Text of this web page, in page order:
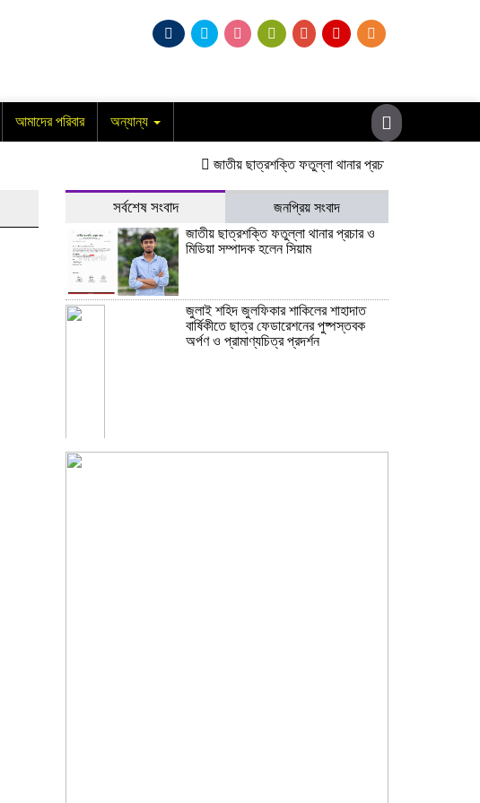
আমাদের পরিবার অন্যান্য
জাতীয় ছাত্রশক্তি ফতুল্লা থানার প্রচার ও মিডিয়া সম্পাদক
সর্বশেষ সংবাদ
জনপ্রিয় সংবাদ
জাতীয় ছাত্রশক্তি ফতুল্লা থানার প্রচার ও
মিডিয়া সম্পাদক হলেন সিয়াম
​জুলাই শহিদ জুলফিকার শাকিলের শাহাদাত
বার্ষিকীতে ছাত্র ফেডারেশনের পুষ্পস্তবক
অর্পণ ও প্রামাণ্যচিত্র প্রদর্শন